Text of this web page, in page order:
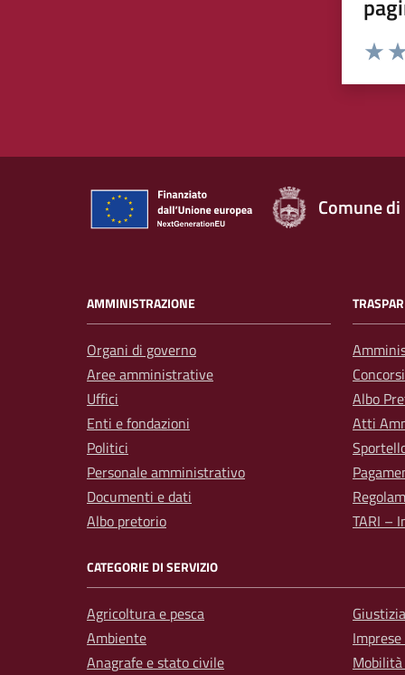
Rating:
Comune
AMMINISTRAZIONE
Organi di governo
Aree amministrative
Uffici
Enti e fondazioni
Politici
Personale amministrativo
Documenti e dati
Albo pretorio
Concorsi
Albo
Atti
TARI –
CATEGORIE DI SERVIZIO
Agricoltura e pesca
Ambiente
Anagrafe e stato civile